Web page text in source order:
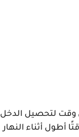
وقت لتحصيل الدخل
أطول أثناء النهار